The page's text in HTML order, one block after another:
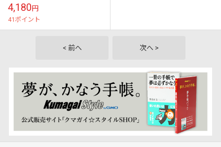
ラルスカート：ボーダー
4,180円
41ポイント
< 前へ 次へ >